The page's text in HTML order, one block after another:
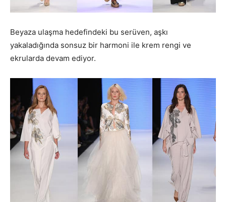
Beyaza ulaşma hedefindeki bu serüven, aşkı
yakaladığında sonsuz bir harmoni ile krem rengi ve
ekrularda devam ediyor.